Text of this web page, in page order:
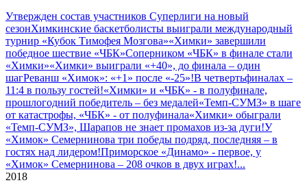
Утвержден состав участников Cуперлиги на новый
сезонХимкинские баскетболисты выиграли международный
турнир «Кубок Тимофея Мозгова»«Химки» завершили
победное шествие «ЧБК»Соперником «ЧБК» в финале стали
«Химки»«Химки» выиграли «+40», до финала – один
шагРеванш «Химок»: «+1» после «-25»!В четвертьфиналах –
11:4 в пользу гостей!«Химки» и «ЧБК» - в полуфинале,
прошлогодний победитель – без медалей«Темп-СУМЗ» в шаге
от катастрофы, «ЧБК» - от полуфинала«Химки» обыграли
«Темп-СУМЗ», Шарапов не знает промахов из-за дуги!У
«Химок» Семернинова три победы подряд, последняя – в
гостях над лидером!Приморское «Динамо» - первое, у
«Химок» Семернинова – 208 очков в двух играх!...
2018